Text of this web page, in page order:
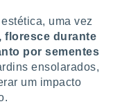
uma vez
floresce durante
por sementes
ensolarados,
um impacto